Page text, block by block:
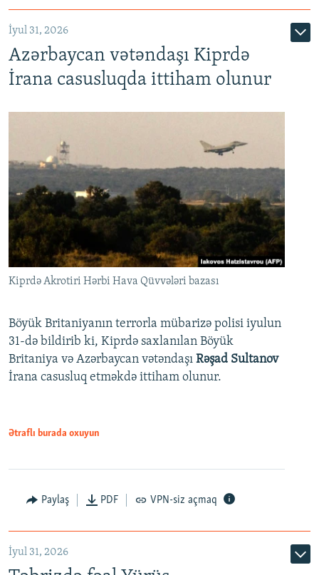
İyul 31, 2026
Azərbaycan vətəndaşı Kiprdə
İrana casusluqda ittiham olunur
Kiprdə Akrotiri Hərbi Hava Qüvvələri bazası
Böyük Britaniyanın terrorla mübarizə polisi iyulun
31-də bildirib ki, Kiprdə saxlanılan Böyük
Britaniya və Azərbaycan vətəndaşı Rəşad Sultanov
İrana casusluq etməkdə ittiham olunur.
Ətraflı burada oxuyun
Paylaş PDF VPN-siz açmaq
İyul 31, 2026